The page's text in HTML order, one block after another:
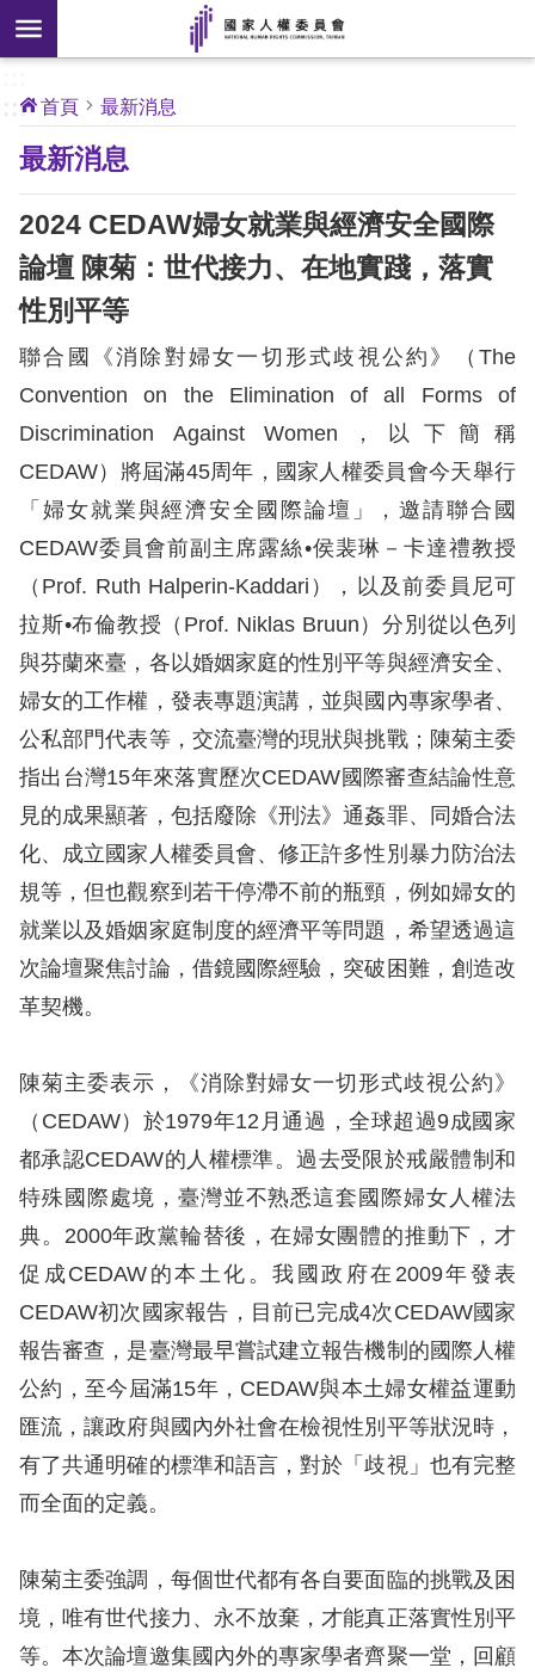
前往主要內容區塊
搜
尋
開
新
核
心
人
權
公
約
關
於
本
最
新
消
息
權
業
務
核
人
權
公
約
陳
情
訴
人
權
資
料
庫
無
礙
快
捷
鍵
選
擇
:::
首頁 最新消息
最新消息
2024 CEDAW婦女就業與經濟安全國際
論壇 陳菊：世代接力、在地實踐，落實
性別平等
聯合國《消除對婦女一切形式歧視公約》（The
Convention on the Elimination of all Forms of
Discrimination Against Women，以下簡稱
CEDAW）將屆滿45周年，國家人權委員會今天舉行
「婦女就業與經濟安全國際論壇」，邀請聯合國
CEDAW委員會前副主席露絲•侯裴琳－卡達禮教授
（Prof. Ruth Halperin-Kaddari），以及前委員尼可
拉斯•布倫教授（Prof. Niklas Bruun）分別從以色列
與芬蘭來臺，各以婚姻家庭的性別平等與經濟安全、
婦女的工作權，發表專題演講，並與國內專家學者、
公私部門代表等，交流臺灣的現狀與挑戰；陳菊主委
指出台灣15年來落實歷次CEDAW國際審查結論性意
見的成果顯著，包括廢除《刑法》通姦罪、同婚合法
化、成立國家人權委員會、修正許多性別暴力防治法
規等，但也觀察到若干停滯不前的瓶頸，例如婦女的
就業以及婚姻家庭制度的經濟平等問題，希望透過這
次論壇聚焦討論，借鏡國際經驗，突破困難，創造改
革契機。
陳菊主委表示，《消除對婦女一切形式歧視公約》
（CEDAW）於1979年12月通過，全球超過9成國家
都承認CEDAW的人權標準。過去受限於戒嚴體制和
特殊國際處境，臺灣並不熟悉這套國際婦女人權法
典。2000年政黨輪替後，在婦女團體的推動下，才
促成CEDAW的本土化。我國政府在2009年發表
CEDAW初次國家報告，目前已完成4次CEDAW國家
報告審查，是臺灣最早嘗試建立報告機制的國際人權
公約，至今屆滿15年，CEDAW與本土婦女權益運動
匯流，讓政府與國內外社會在檢視性別平等狀況時，
有了共通明確的標準和語言，對於「歧視」也有完整
而全面的定義。
陳菊主委強調，每個世代都有各自要面臨的挑戰及困
境，唯有世代接力、永不放棄，才能真正落實性別平
等。本次論壇邀集國內外的專家學者齊聚一堂，回顧